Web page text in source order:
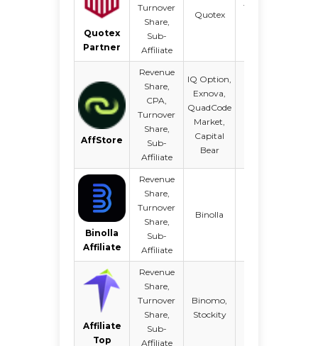
Quotex
Partner
Turnover
Share,
Sub-
Affiliate
Quotex
Toda quinta-
AffStore
Revenue
Share,
CPA,
Turnover
Share,
Sub-
Affiliate
IQ Option,
Exnova,
QuadCode
Market,
Capital
Bear
Binolla
Affiliate
Revenue
Share,
Turnover
Share,
Sub-
Affiliate
Binolla
Affiliate
Top
Revenue
Share,
Turnover
Share,
Sub-
Affiliate
Binomo,
Stockity